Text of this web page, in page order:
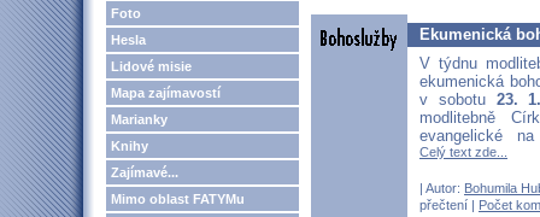
Foto
Hesla
Lidové misie
Mapa zajímavostí
Marianky
Knihy
Zajímavé...
Mimo oblast FATYMu
Ekumenická
V týdnu
ekumenická
v sobotu 23.
modlitebně
evangelické
Celý text zde...
| Autor: Bohumila
přečtení | Počet